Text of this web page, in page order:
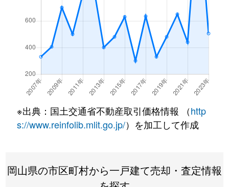
※出典：国土交通省不動産取引価格情報 （http
s://www.reinfolib.mlit.go.jp/）を加工して作成
岡山県の市区町村から一戸建て売却・査定情報